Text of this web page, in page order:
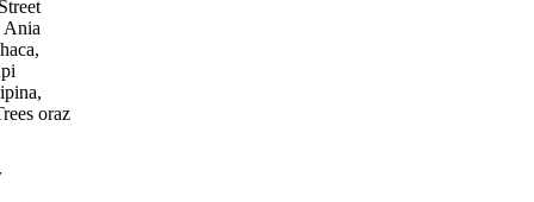
Ania
oraz